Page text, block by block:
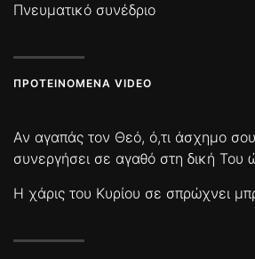
Πνευματικό συνέδριο
ΠΡΟΤΕΙΝΌΜΕΝΑ VIDEO
Αν αγαπάς τον Θεό, ό,τι άσχημο
συνεργήσει σε αγαθό στη δική Του
Η χάρις του Κυρίου σε σπρώχνει